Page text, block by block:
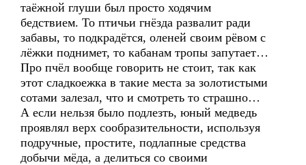
таёжной глуши был просто ходячим
бедствием. То птичьи гнёзда развалит ради
забавы, то подкрадётся, оленей своим рёвом с
лёжки поднимет, то кабанам тропы запутает…
Про пчёл вообще говорить не стоит, так как
этот сладкоежка в такие места за золотистыми
сотами залезал, что и смотреть то страшно…
А если нельзя было подлезть, юный медведь
проявлял верх сообразительности, используя
подручные, простите, подлапные средства
добычи мёда, а делиться со своими